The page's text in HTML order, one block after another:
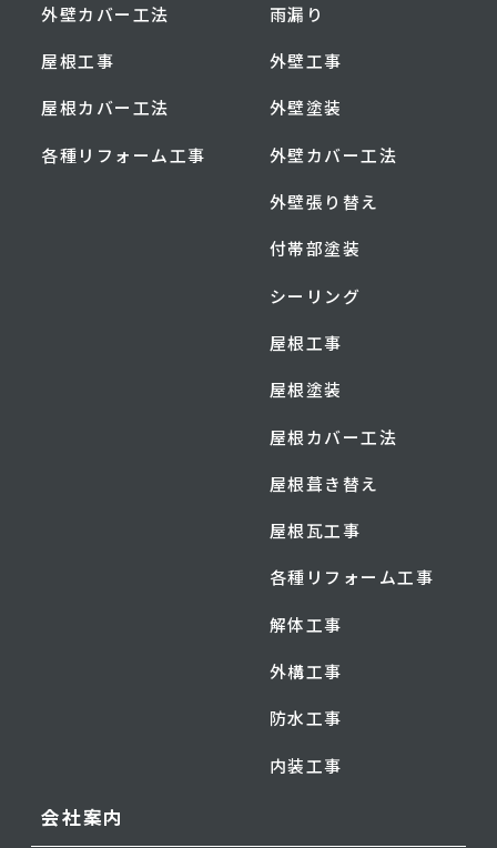
外壁カバー工法
屋根工事
屋根カバー工法
各種リフォーム工事
雨漏り
外壁工事
外壁塗装
外壁カバー工法
外壁張り替え
付帯部塗装
シーリング
屋根工事
屋根塗装
屋根カバー工法
屋根葺き替え
屋根瓦工事
各種リフォーム工事
解体工事
外構工事
防水工事
内装工事
会社案内